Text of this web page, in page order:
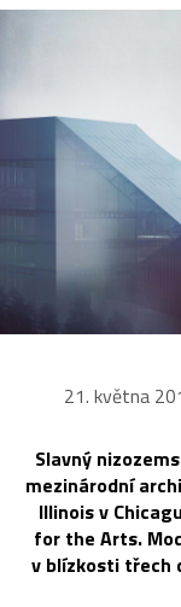
21. května
Slavný
mezinárodní
Illinois v
for the Arts.
v blízkosti třech